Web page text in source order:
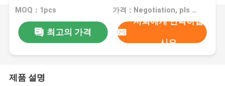
MOQ：1pcs 가격：Negotiation, pls contact me
최고의 가격
저희에게 연락하십
시오
제품 설명